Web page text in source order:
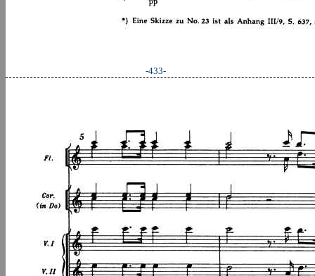
-433-